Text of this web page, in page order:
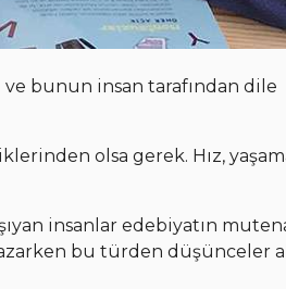
ve bunun insan tarafından dile
olsa gerek. Hız,
insanlar edebiyatın
bu türden düşünceler